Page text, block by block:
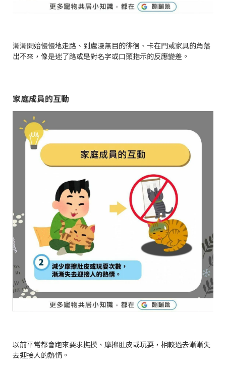
漸漸開始慢慢地走路、到處漫無目的徘徊、卡在門或家具的角落
出不來，像是迷了路或是對名字或口頭指示的反應變差。
家庭成員的互動
以前平常都會跑來要求撫摸、摩擦肚皮或玩耍，相較過去漸漸失
去迎接人的熱情。